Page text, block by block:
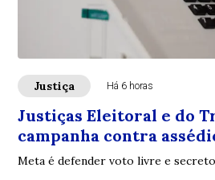
Justiça Há 6 horas
Justiças Eleitoral e do
campanha contra
Meta é defender voto livre e